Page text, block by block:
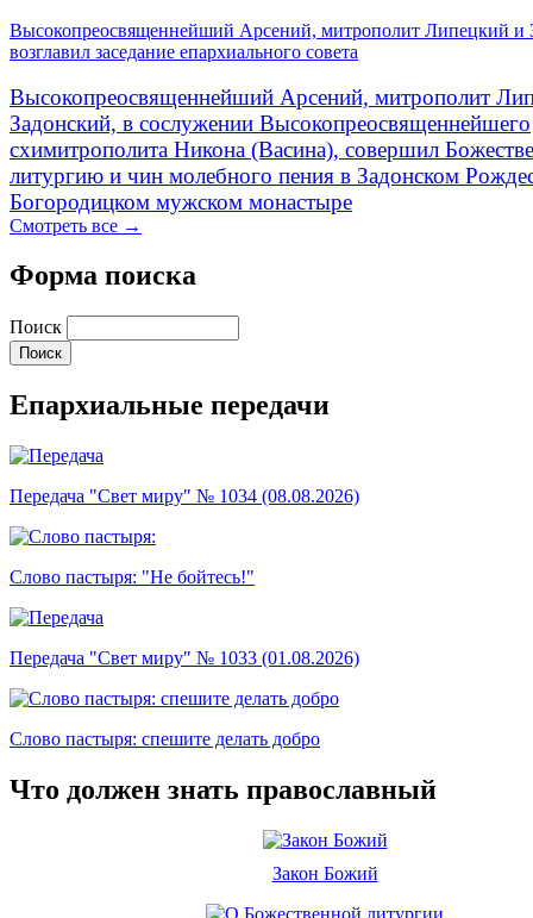
Высокопреосвященнейший Арсений, митрополит Липецкий и
возглавил заседание епархиального совета
Высокопреосвященнейший Арсений, митрополит
Задонский, в сослужении Высокопреосвященнейшего
схимитрополита Никона (Васина), совершил
литургию и чин молебного пения в Задонском
Богородицком мужском монастыре
Смотреть все →
Форма поиска
Поиск
Епархиальные передачи
Передача "Свет миру" № 1034 (08.08.2026)
Слово пастыря: "Не бойтесь!"
Передача "Свет миру" № 1033 (01.08.2026)
Слово пастыря: спешите делать добро
Что должен знать православный
Закон Божий